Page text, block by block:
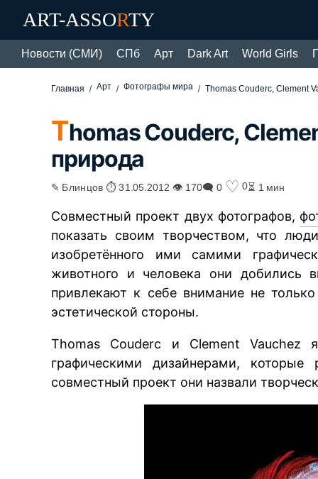
ART-ASSORTY
Новости (СМИ) СПб Арт Dark Art World Girls
Главная Арт Фотографы мира Thomas Couderc, Clement
Thomas Couderc,
природа
✎ Блинцов ⏱ 31.05.2012 👁 170🗨 0 ♡ 0⏳ 1 мин
Совместный проект двух фотографов,
показать своим творчеством, что
изобретённого ими самими
животного и человека они добились
привлекают к себе внимание не
эстетической стороны.
Thomas Couderc и Clement Vauchez
графическими дизайнерами,
совместный проект они назвали